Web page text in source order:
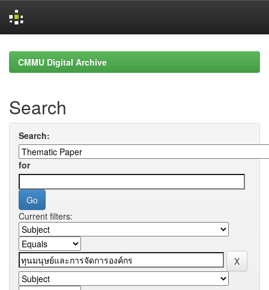
navigationCMMU Digital Archive
Search
Search:
for
Current filters: